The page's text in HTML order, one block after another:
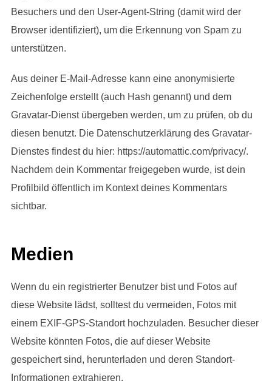
Besuchers und den User-Agent-String (damit wird der
Browser identifiziert), um die Erkennung von Spam zu
unterstützen.
Aus deiner E-Mail-Adresse kann eine anonymisierte
Zeichenfolge erstellt (auch Hash genannt) und dem
Gravatar-Dienst übergeben werden, um zu prüfen, ob du
diesen benutzt. Die Datenschutzerklärung des Gravatar-
Dienstes findest du hier: https://automattic.com/privacy/.
Nachdem dein Kommentar freigegeben wurde, ist dein
Profilbild öffentlich im Kontext deines Kommentars
sichtbar.
Medien
Wenn du ein registrierter Benutzer bist und Fotos auf
diese Website lädst, solltest du vermeiden, Fotos mit
einem EXIF-GPS-Standort hochzuladen. Besucher dieser
Website könnten Fotos, die auf dieser Website
gespeichert sind, herunterladen und deren Standort-
Informationen extrahieren.